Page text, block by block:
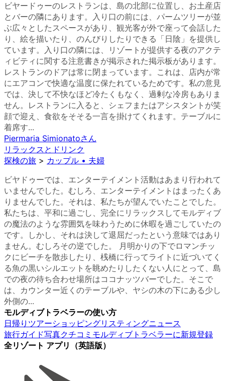
ビヤードゥーのレストランは、島の北部に位置し、お土産店
とバーの隣にあります。入り口の前には、パームツリーが並
ぶ広々としたスペースがあり、観光客が外で座って会話した
り、絵を描いたり、のんびりしたりできる「日陰」を提供し
ています。入り口の隣には、リゾートが提供する夜のアクテ
ィビティに関する注意書きが掲示された掲示板があります。
レストランのドアは常に閉まっています。これは、店内が常
にエアコンで快適な温度に保たれているためです。私の意見
では、決して不快なほど冷たくもなく、過剰な冷房もありま
せん。レストランに入ると、シェフまたはアシスタントが笑
顔で迎え、食欲をそそる一言を掛けてくれます。テーブルに
着席す...
Piermaria Simionatoさん
リラックスとドリンク
探検の旅 > カップル • 夫婦
ビヤドゥーでは、エンターテイメント活動はあまり行われて
いませんでした。むしろ、エンターテイメントはまったくあ
りませんでした。それは、私たちが望んでいたことでした。
私たちは、平和に過ごし、完全にリラックスしてモルディブ
の魔法のような雰囲気を味わうために休暇を過ごしていたの
です。しかし、それは決して退屈だったという意味ではあり
ません。むしろその逆でした。 月明かりの下でロマンチッ
クにビーチを散歩したり、桟橋に行ってライトに近づいてく
る魚の黒いシルエットを眺めたりしたくない人にとって、島
での夜の待ち合わせ場所はココナッツバーでした。そこで
は、カウンター近くのテーブルや、ヤシの木の下にある少し
外側の...
モルディブトラベラーの使い方
日帰りツアーショッピングリスティングニュース
旅行ガイド写真クチコミ モルディブトラベラーに新規登録
全リゾート アプリ（英語版）